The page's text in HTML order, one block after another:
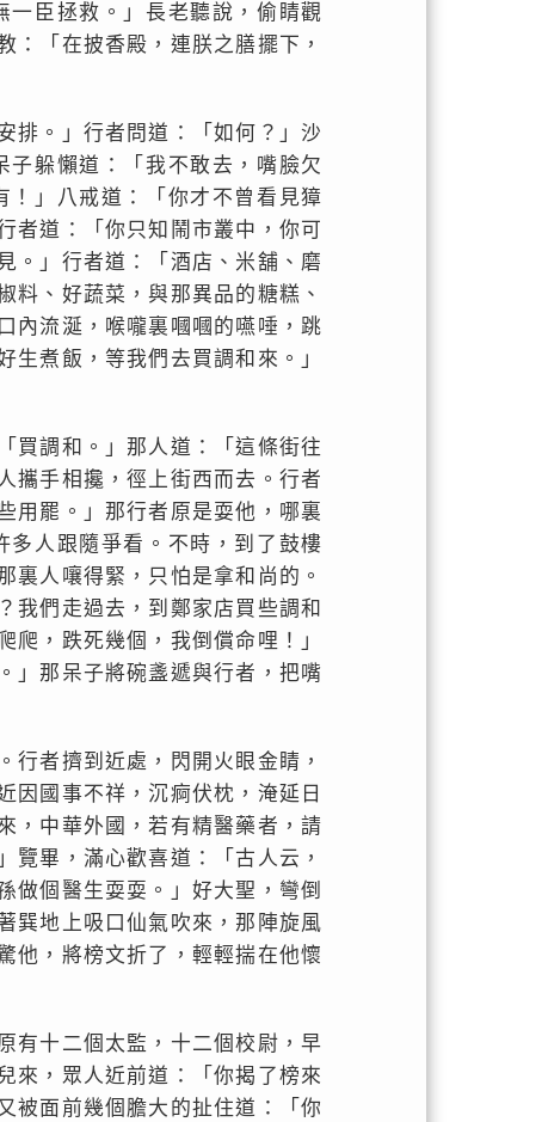
一臣拯救。」長老聽說，偷睛觀
「在披香殿，連朕之膳擺下，
排。」行者問道：「如何？」沙
躲懶道：「我不敢去，嘴臉欠
」八戒道：「你才不曾看見獐
道：「你只知鬧市叢中，你可
。」行者道：「酒店、米舖、磨
料、好蔬菜，與那異品的糖糕、
內流涎，喉嚨裏嘓嘓的嚥唾，跳
煮飯，等我們去買調和來。」
買調和。」那人道：「這條街往
攜手相攙，徑上街西而去。行者
用罷。」那行者原是耍他，哪裏
多人跟隨爭看。不時，到了鼓樓
裏人嚷得緊，只怕是拿和尚的。
我們走過去，到鄭家店買些調和
，跌死幾個，我倒償命哩！」
」那呆子將碗盞遞與行者，把嘴
者擠到近處，閃開火眼金睛，
因國事不祥，沉痾伏枕，淹延日
，中華外國，若有精醫藥者，請
畢，滿心歡喜道：「古人云，
做個醫生耍耍。」好大聖，彎倒
巽地上吸口仙氣吹來，那陣旋風
他，將榜文折了，輕輕揣在他懷
有十二個太監，十二個校尉，早
來，眾人近前道：「你揭了榜來
被面前幾個膽大的扯住道：「你